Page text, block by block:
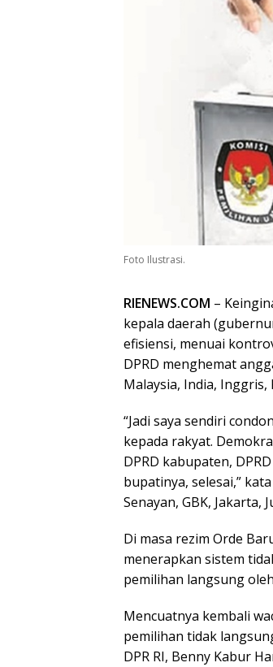
Foto Ilustrasi.
RIENEWS.COM –
kepala daerah
efisiensi, menuai
DPRD menghemat
Malaysia, India, Inggris,
“Jadi saya sendiri
kepada rakyat.
DPRD kabupaten,
bupatinya, selesai,”
Senayan, GBK, Jakarta,
Di masa rezim Orde
menerapkan sistem
pemilihan langsung
Mencuatnya kembali
pemilihan tidak
DPR RI, Benny Kabur